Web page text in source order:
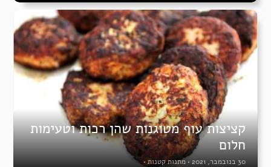
קציצות עוף מטוגנות שהן רכות וטעימות
חלום
30 בנובמבר, 2021 • מתנות קטנות •